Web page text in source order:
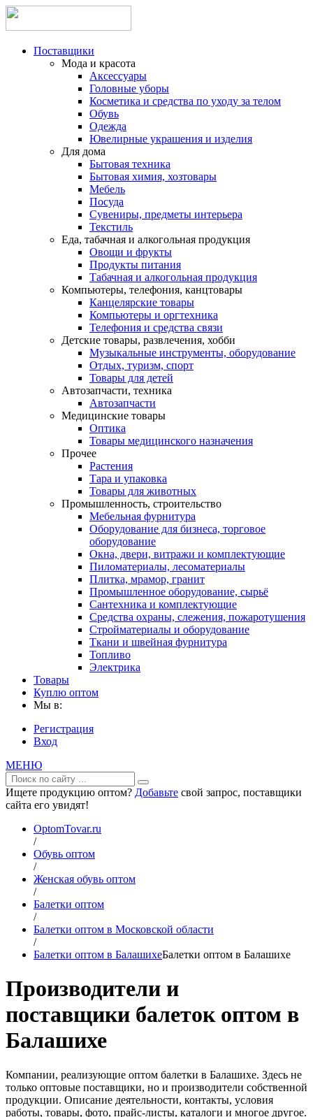
Поставщики
Мода и красота
Аксессуары
Головные уборы
Косметика и средства по уходу за телом
Обувь
Одежда
Ювелирные украшения и изделия
Для дома
Бытовая техника
Бытовая химия, хозтовары
Мебель
Посуда
Сувениры, предметы интерьера
Текстиль
Еда, табачная и алкогольная продукция
Овощи и фрукты
Продукты питания
Табачная и алкогольная продукция
Компьютеры, телефония, канцтовары
Канцелярские товары
Компьютеры и оргтехника
Телефония и средства связи
Детские товары, развлечения, хобби
Музыкальные инструменты, оборудование
Отдых, туризм, спорт
Товары для детей
Автозапчасти, техника
Автозапчасти
Медицинские товары
Оптика
Товары медицинского назначения
Прочее
Растения
Тара и упаковка
Товары для животных
Промышленность, строительство
Мебельная фурнитура
Оборудование для бизнеса, торговое
оборудование
Окна, двери, витражи и комплектующие
Пиломатериалы, лесоматериалы
Плитка, мрамор, гранит
Промышленное оборудование, сырьё
Сантехника и комплектующие
Средства охраны, слежения, пожаротушения
Стройматериалы и оборудование
Ткани и швейная фурнитура
Топливо
Электрика
Товары
Куплю оптом
Мы в:
Регистрация
Вход
МЕНЮ
Ищете продукцию оптом? Добавьте свой запрос, поставщики
сайта его увидят!
OptomTovar.ru
/
Обувь оптом
/
Женская обувь оптом
/
Балетки оптом
/
Балетки оптом в Московской области
/
Балетки оптом в БалашихеБалетки оптом в Балашихе
Производители и
поставщики балеток оптом в
Балашихе
Компании, реализующие оптом балетки в Балашихе. Здесь не
только оптовые поставщики, но и производители собственной
продукции. Описание деятельности, контакты, условия
работы, товары, фото, прайс-листы, каталоги и многое другое.